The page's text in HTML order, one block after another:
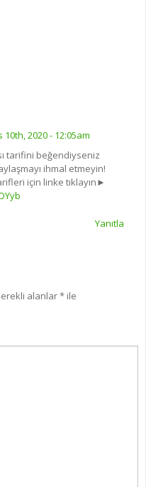
10th, 2020 - 12:05am
tarifini beğendiyseniz
ihmal etmeyin!
için linke tıklayın►
Yanıtla
alanlar* ile